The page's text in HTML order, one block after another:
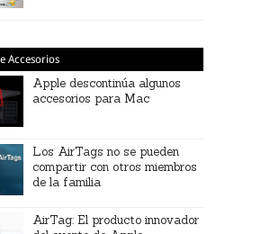
Accesorios
Apple descontinúa algunos
accesorios para Mac
Los AirTags no se pueden
compartir con otros miembros
de la familia
AirTag: El producto innovador